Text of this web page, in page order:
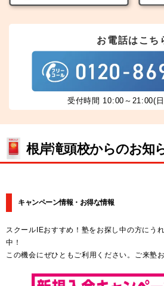
お電話はこち
受付時間 10:00～21:00(
根岸滝頭校からのお知
キャンペーン情報・お得な情報
スクールIEおすすめ！塾をお探し中の方にう
中！
この機会にぜひともご利用ください。ご来塾